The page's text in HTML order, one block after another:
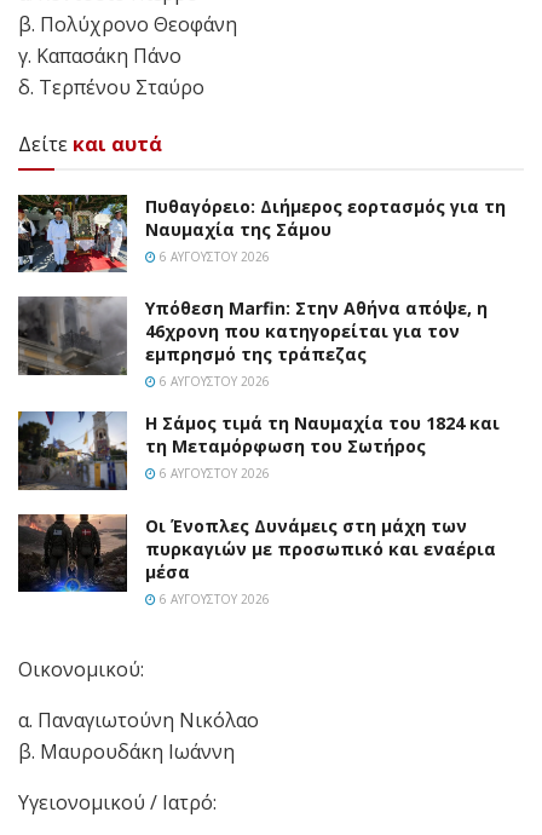
β. Πολύχρονο Θεοφάνη
γ. Καπασάκη Πάνο
δ. Τερπένου Σταύρο
Δείτε και αυτά
Πυθαγόρειο: Διήμερος εορτασμός για τη
Ναυμαχία της Σάμου
6 ΑΥΓΟΎΣΤΟΥ 2026
Υπόθεση Marfin: Στην Αθήνα απόψε, η
46χρονη που κατηγορείται για τον
εμπρησμό της τράπεζας
6 ΑΥΓΟΎΣΤΟΥ 2026
Η Σάμος τιμά τη Ναυμαχία του 1824 και
τη Μεταμόρφωση του Σωτήρος
6 ΑΥΓΟΎΣΤΟΥ 2026
Οι Ένοπλες Δυνάμεις στη μάχη των
πυρκαγιών με προσωπικό και εναέρια
μέσα
6 ΑΥΓΟΎΣΤΟΥ 2026
Οικονομικού:
α. Παναγιωτούνη Νικόλαο
β. Μαυρουδάκη Ιωάννη
Υγειονομικού / Ιατρό: